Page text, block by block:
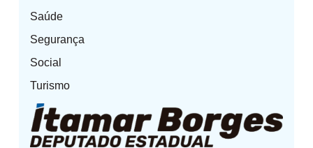
Saúde
Segurança
Social
Turismo